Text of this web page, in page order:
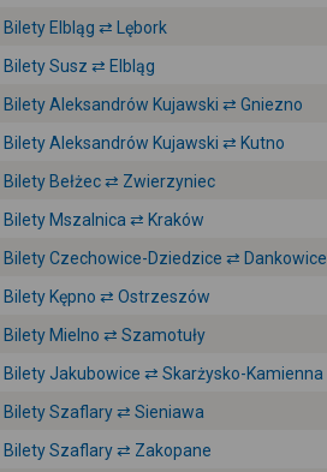
Bilety Elbląg ⇄ Lębork
Bilety Susz ⇄ Elbląg
Bilety Aleksandrów Kujawski ⇄ Gniezno
Bilety Aleksandrów Kujawski ⇄ Kutno
Bilety Bełżec ⇄ Zwierzyniec
Bilety Mszalnica ⇄ Kraków
Bilety Czechowice-Dziedzice ⇄ Dankowice
Bilety Kępno ⇄ Ostrzeszów
Bilety Mielno ⇄ Szamotuły
Bilety Jakubowice ⇄ Skarżysko-Kamienna
Bilety Szaflary ⇄ Sieniawa
Bilety Szaflary ⇄ Zakopane